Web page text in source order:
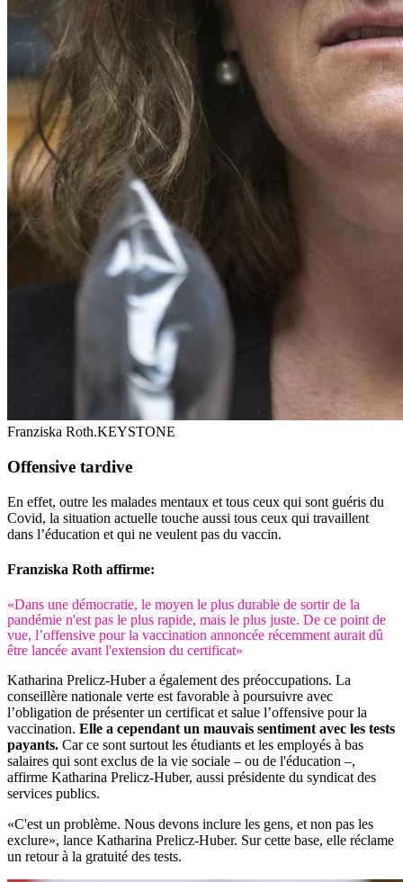
Franziska Roth.KEYSTONE
Offensive tardive
En effet, outre les malades mentaux et tous ceux qui sont guéris du
Covid, la situation actuelle touche aussi tous ceux qui travaillent
dans l’éducation et qui ne veulent pas du vaccin.
Franziska Roth affirme:
«Dans une démocratie, le moyen le plus durable de sortir de la
pandémie n'est pas le plus rapide, mais le plus juste. De ce point de
vue, l’offensive pour la vaccination annoncée récemment aurait dû
être lancée avant l'extension du certificat»
Katharina Prelicz-Huber a également des préoccupations. La
conseillère nationale verte est favorable à poursuivre avec
l’obligation de présenter un certificat et salue l’offensive pour la
vaccination. Elle a cependant un mauvais sentiment avec les tests
payants. Car ce sont surtout les étudiants et les employés à bas
salaires qui sont exclus de la vie sociale – ou de l'éducation –,
affirme Katharina Prelicz-Huber, aussi présidente du syndicat des
services publics.
«C'est un problème. Nous devons inclure les gens, et non pas les
exclure», lance Katharina Prelicz-Huber. Sur cette base, elle réclame
un retour à la gratuité des tests.